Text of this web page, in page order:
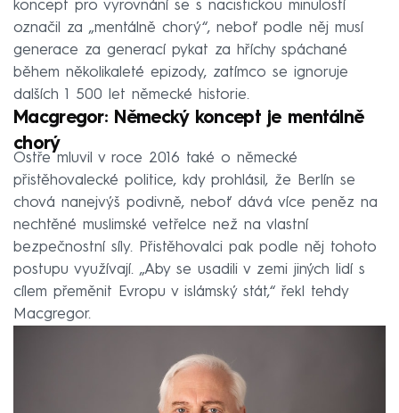
koncept pro vyrovnání se s nacistickou minulostí
označil za „mentálně chorý“, neboť podle něj musí
generace za generací pykat za hříchy spáchané
během několikaleté epizody, zatímco se ignoruje
dalších 1 500 let německé historie.
Macgregor: Německý koncept je mentálně
chorý
Ostře mluvil v roce 2016 také o německé
přistěhovalecké politice, kdy prohlásil, že Berlín se
chová nanejvýš podivně, neboť dává více peněz na
nechtěné muslimské vetřelce než na vlastní
bezpečnostní síly. Přistěhovalci pak podle něj tohoto
postupu využívají. „Aby se usadili v zemi jiných lidí s
cílem přeměnit Evropu v islámský stát,“ řekl tehdy
Macgregor.